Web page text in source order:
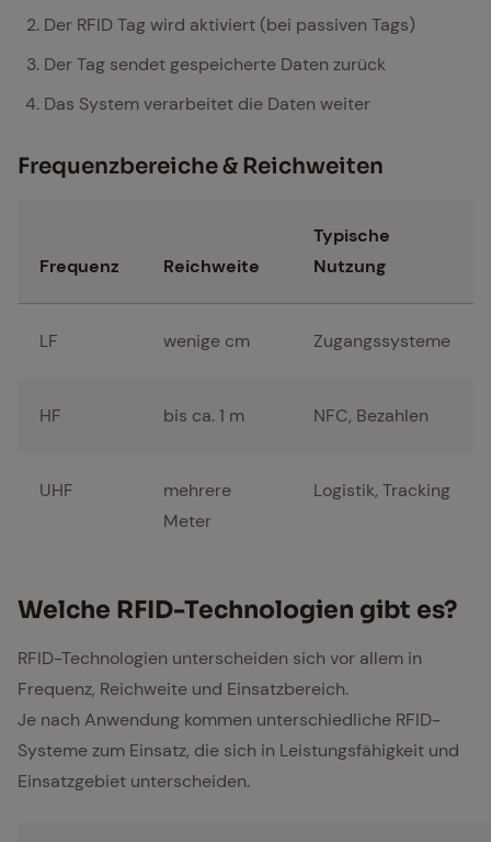
Der RFID Tag wird aktiviert (bei passiven Tags)
Der Tag sendet gespeicherte Daten zurück
Das System verarbeitet die Daten weiter
Fre­quenz­be­rei­che & Reich­wei­ten
Frequenz Reichweite
Typische
Nutzung
LF wenige cm Zugangssysteme
HF bis ca. 1 m NFC, Bezahlen
UHF
mehrere
Meter
Logistik, Tracking
Wel­che RFID-Tech­no­lo­gi­en gibt es?
RFID-Technologien unterscheiden sich vor allem in
Frequenz, Reichweite und Einsatzbereich.
Je nach Anwendung kommen unterschiedliche RFID-
Systeme zum Einsatz, die sich in Leistungsfähigkeit und
Einsatzgebiet unterscheiden.